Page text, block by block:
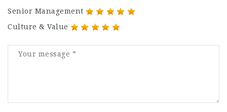
Senior Management
Culture & Value